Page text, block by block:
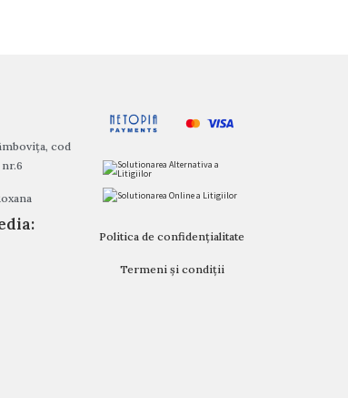
cod
nr.6
Politica de confidențialitate
Termeni și condiții